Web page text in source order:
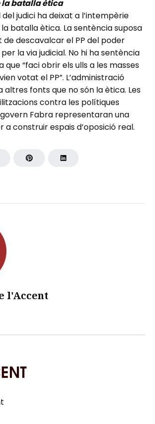
l'Accent
la batalla ètica
judici ha deixat a l’intempèrie
batalla ètica. La sentència suposa
de descavalcar el PP del poder
la via judicial. No hi ha sentència
“faci obrir els ulls a les masses
votat el PP”. L’administració
altres fonts que no són la ètica. Les
contra les polítiques
Fabra representaran una
construir espais d’oposició real.